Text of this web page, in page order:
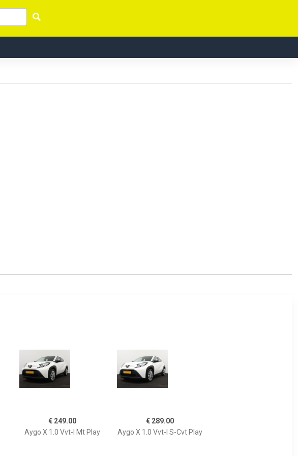
€ 249.00
Aygo X 1.0 Vvt-I Mt Play
€ 289.00
Aygo X 1.0 Vvt-I S-Cvt Play